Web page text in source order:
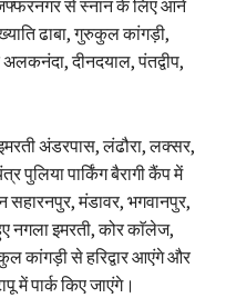
से स्नान के लिए आने
ढाबा, गुरुकुल कांगड़ी,
अलकनंदा, दीनदयाल, पंतद्वीप,
अंडरपास, लंढौरा, लक्सर,
पुलिया पार्किंग बैरागी कैंप में
सहारनपुर, मंडावर, भगवानपुर,
नगला इमरती, कोर काॅलेज,
कांगड़ी से हरिद्वार आएंगे और
में पार्क किए जाएंगे।